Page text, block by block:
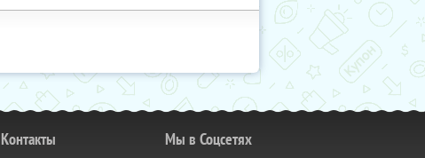
Контакты Мы в Соцсетях